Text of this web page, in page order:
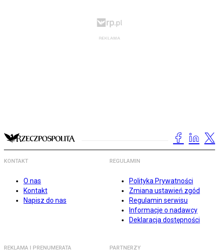
KONTAKT
O nas
Kontakt
Napisz do nas
REGULAMIN
Polityka Prywatności
Zmiana ustawień zgód
Regulamin serwisu
Informacje o nadawcy
Deklaracja dostępności
REKLAMA I PRENUMERATA PARTNERZY